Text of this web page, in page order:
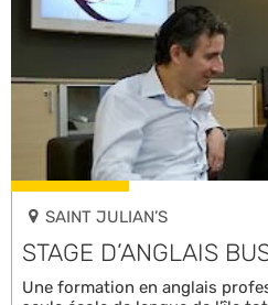
SAINT JULIAN’S
STAGE D’ANGLAIS
Une formation en anglais